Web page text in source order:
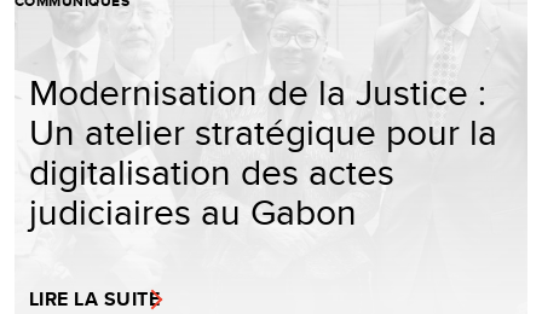
Modernisation de la Justice :
Un atelier stratégique pour la
digitalisation des actes
judiciaires au Gabon
LIRE LA SUITE